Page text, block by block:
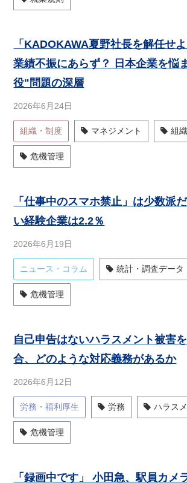
「KADOKAWA夏野社長を解任せ
業績不振にあらず？ 日本企業を悩
役"問題の深層
2026年6月24日
組織・制度 マネジメント 組織
危機管理
「仕事中のスマホ禁止」は少数派
い経験企業は2.2％
2026年6月19日
ニュース・コラム 統計・調査データ
危機管理
自己申告はないハラスメント被害
合、どのような対応義務があるか
2026年6月12日
労務・福利厚生 労務 ハラス
危機管理
「録画中です」 小田急、駅員カメ